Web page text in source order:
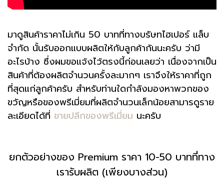
มาดูสินค้าราคาไม่เกิน 50 บาทที่ทางบรัษทไฮเปอร์ แล็บ
จำกัด นั้นรับออกแบบผลิตให้กับลูกค้ากันนะครับ ว่ามี
อะไรบ้าง ซึ่งผมขอแจ้งไว้ตรงนี้ก่อนเลยว่า เนื่องจากเป็น
สินค้าที่ต้องผลิตจำนวนครั้งละมากๆ เราจึงให้ราคาที่ถูก
ที่สุดแก่ลูกค้าครับ สำหรับท่านใดกำลังมองหาพวกของ
ขวัญหรือของพรีเมี่ยมที่ผลิตจำนวนเล็กน้อยสามารดูราย
ละเอียดได้ที่ ขายปลีกของพรีเมี่ยม นะครับ
ยกตัวอย่างของ Premium ราคา 10-50 บาทที่ทาง
เรารับผลิต (เพียงบางส่วน)